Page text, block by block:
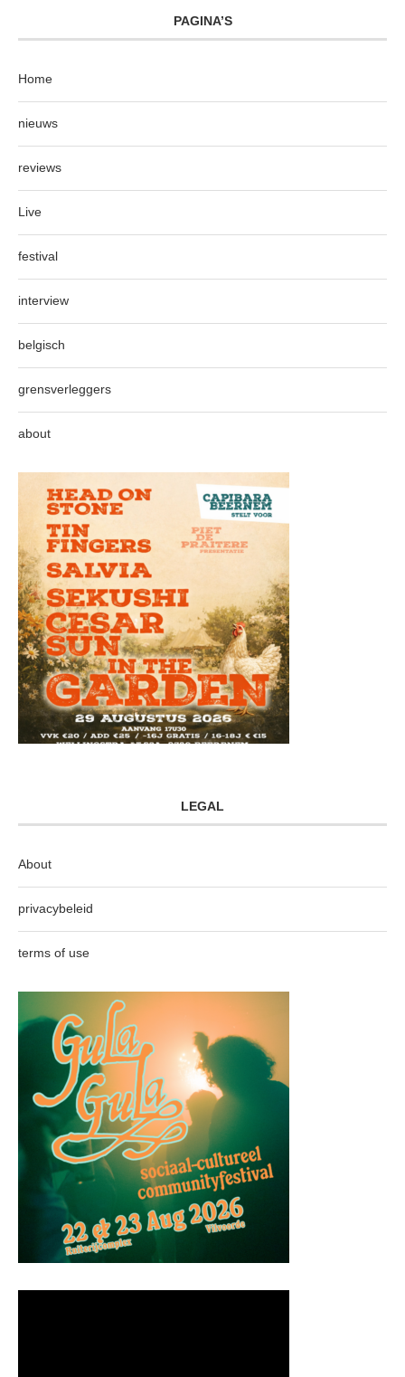
PAGINA’S
Home
nieuws
reviews
Live
festival
interview
belgisch
grensverleggers
about
LEGAL
About
privacybeleid
terms of use